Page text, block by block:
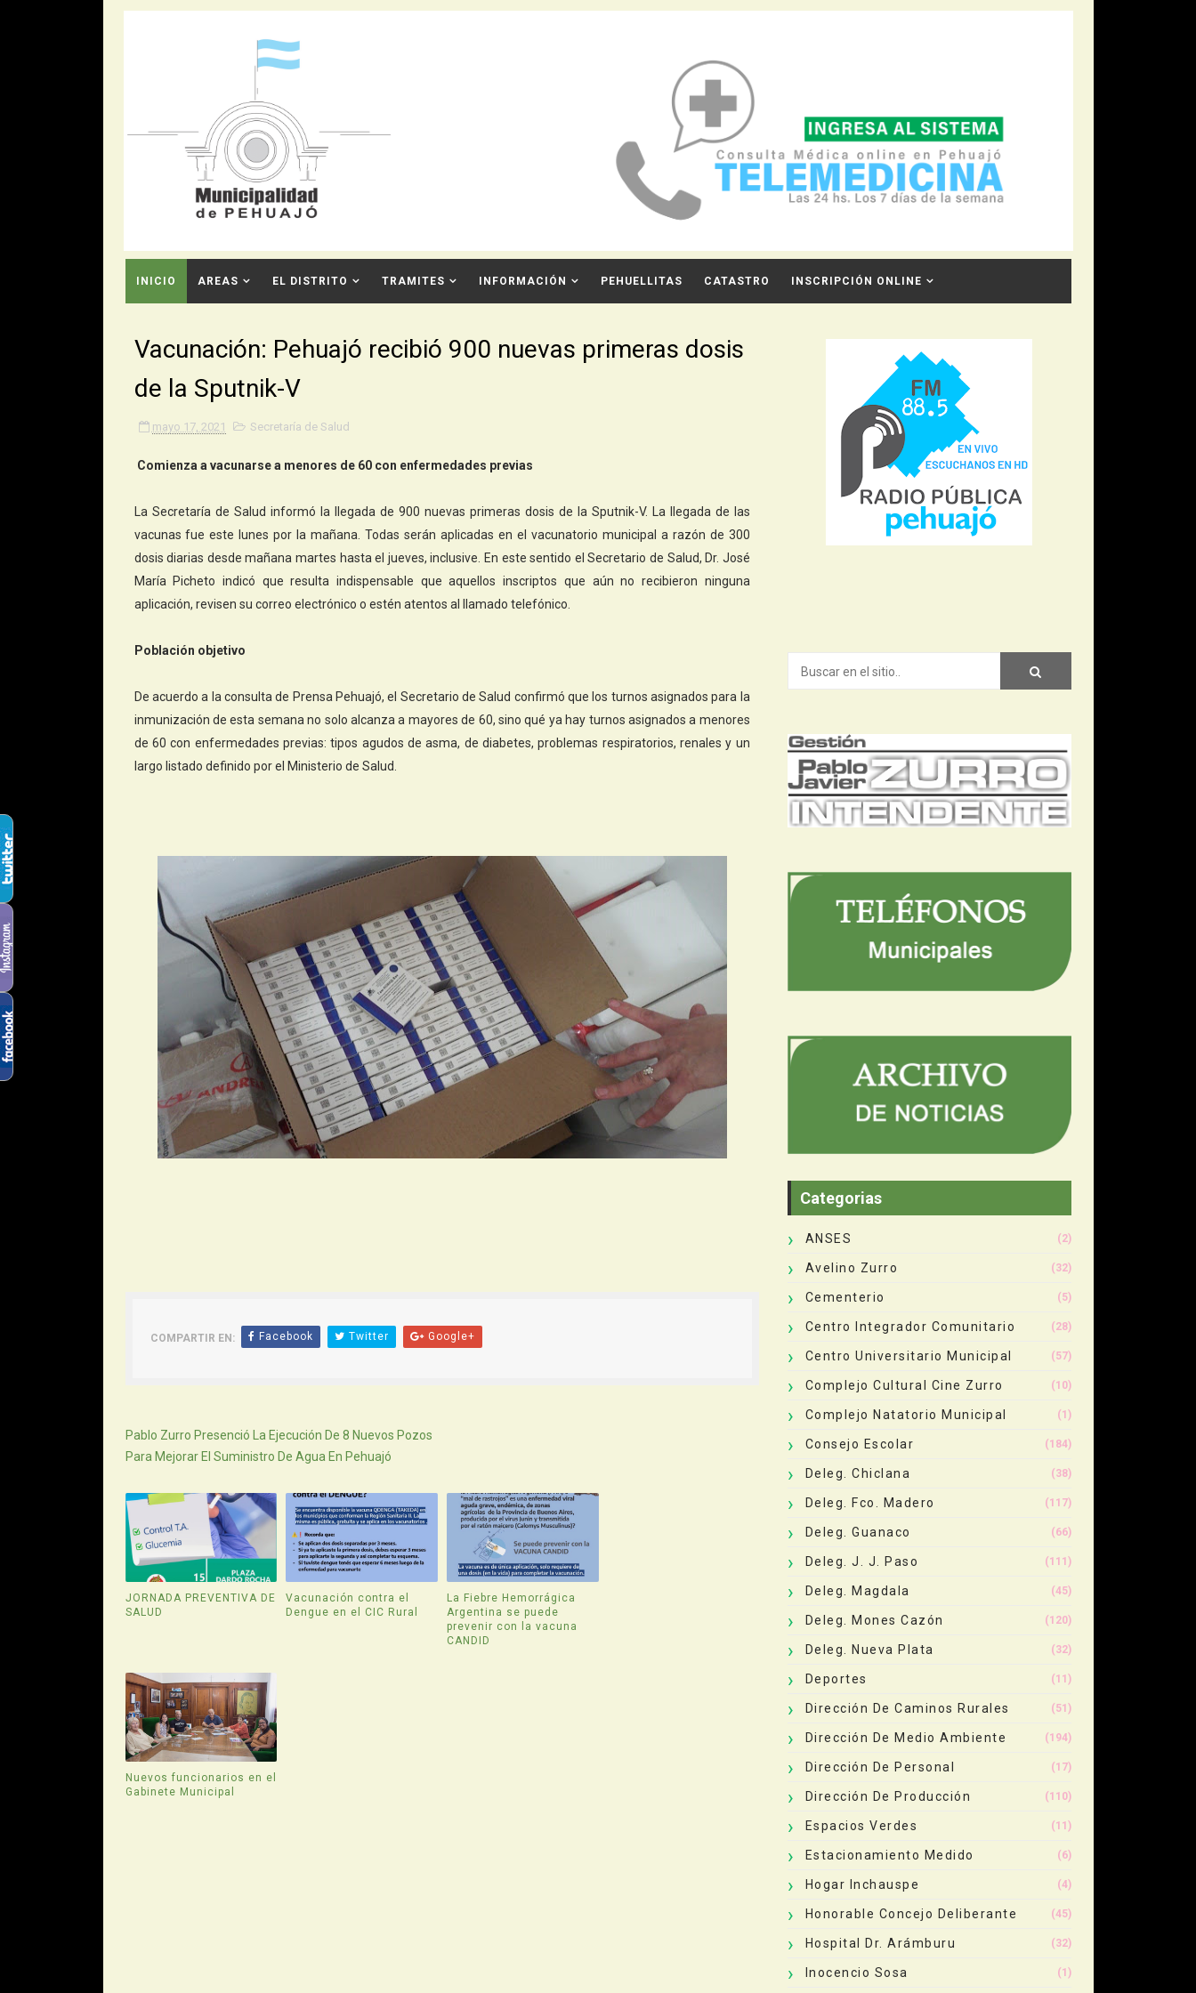
INICIO AREAS EL DISTRITO TRAMITES INFORMACIÓN PEHUELLITAS CATASTRO INSCRIPCIÓN ONLINE
Vacunación: Pehuajó recibió 900 nuevas primeras dosis
de la Sputnik-V
mayo 17, 2021 Secretaría de Salud
Comienza a vacunarse a menores de 60 con enfermedades previas
La Secretaría de Salud informó la llegada de 900 nuevas primeras dosis de la Sputnik-V. La llegada de las
vacunas fue este lunes por la mañana. Todas serán aplicadas en el vacunatorio municipal a razón de 300
dosis diarias desde mañana martes hasta el jueves, inclusive. En este sentido el Secretario de Salud, Dr. José
María Picheto indicó que resulta indispensable que aquellos inscriptos que aún no recibieron ninguna
aplicación, revisen su correo electrónico o estén atentos al llamado telefónico.
Población objetivo
De acuerdo a la consulta de Prensa Pehuajó, el Secretario de Salud confirmó que los turnos asignados para la
inmunización de esta semana no solo alcanza a mayores de 60, sino qué ya hay turnos asignados a menores
de 60 con enfermedades previas: tipos agudos de asma, de diabetes, problemas respiratorios, renales y un
largo listado definido por el Ministerio de Salud.
COMPARTIR EN: Facebook Twitter Google+
Pablo Zurro Presenció La Ejecución De 8 Nuevos Pozos
Para Mejorar El Suministro De Agua En Pehuajó
JORNADA PREVENTIVA DE
SALUD
Vacunación contra el
Dengue en el CIC Rural
La Fiebre Hemorrágica
Argentina se puede
prevenir con la vacuna
CANDID
Nuevos funcionarios en el
Gabinete Municipal
Categorias
ANSES (2)
Avelino Zurro (32)
Cementerio (5)
Centro Integrador Comunitario (28)
Centro Universitario Municipal (57)
Complejo Cultural Cine Zurro (10)
Complejo Natatorio Municipal (1)
Consejo Escolar (184)
Deleg. Chiclana (38)
Deleg. Fco. Madero (117)
Deleg. Guanaco (66)
Deleg. J. J. Paso (111)
Deleg. Magdala (45)
Deleg. Mones Cazón (120)
Deleg. Nueva Plata (32)
Deportes (11)
Dirección De Caminos Rurales (51)
Dirección De Medio Ambiente (194)
Dirección De Personal (17)
Dirección De Producción (110)
Espacios Verdes (11)
Estacionamiento Medido (6)
Hogar Inchauspe (4)
Honorable Concejo Deliberante (45)
Hospital Dr. Arámburu (32)
Inocencio Sosa (1)